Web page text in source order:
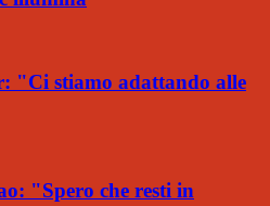
"Ci stiamo adattando alle
"Spero che resti in